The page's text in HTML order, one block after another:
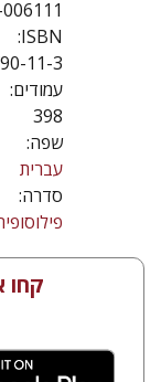
ISBN:
11-3
עמודים:
398
שפה:
עברית
סדרה:
קחו